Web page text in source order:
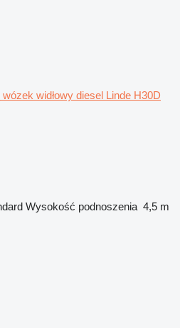
wózek widłowy diesel Linde H30D
Wysokość podnoszenia 4,5 m